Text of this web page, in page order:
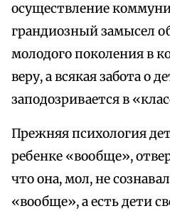
осуществление
грандиозный замысел
молодого поколения в
веру, а всякая забота о
заподозривается в
Прежняя психология
ребенке «вообще»,
что она, мол, не
«вообще», а есть дети